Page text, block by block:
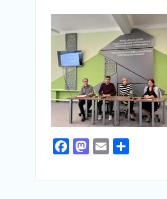
Facebook
Mastodon
Email